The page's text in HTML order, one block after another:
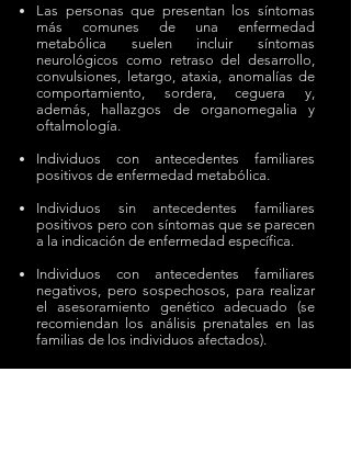
Las personas que presentan los síntomas
más comunes de una enfermedad
metabólica suelen incluir síntomas
neurológicos como retraso del desarrollo,
convulsiones, letargo, ataxia, anomalías de
comportamiento, sordera, ceguera y,
además, hallazgos de organomegalia y
oftalmología.
Individuos con antecedentes familiares
positivos de enfermedad metabólica.
Individuos sin antecedentes familiares
positivos pero con síntomas que se parecen
a la indicación de enfermedad específica.
Individuos con antecedentes familiares
negativos, pero sospechosos, para realizar
el asesoramiento genético adecuado (se
recomiendan los análisis prenatales en las
familias de los individuos afectados).